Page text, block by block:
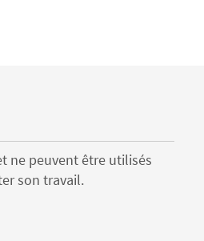
ne peuvent être utilisés
son travail.